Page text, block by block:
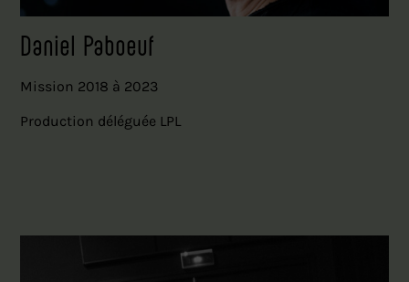
Daniel Paboeuf
Mission 2018 à 2023
Production déléguée LPL